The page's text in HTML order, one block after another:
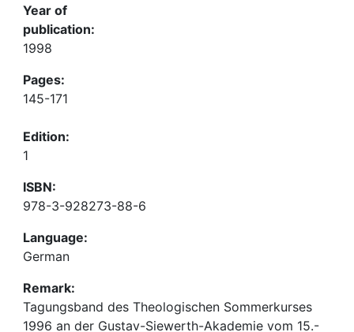
Year of
publication:
1998
Pages:
145-171
Edition:
1
ISBN:
978-3-928273-88-6
Language:
German
Remark:
Tagungsband des Theologischen Sommerkurses
1996 an der Gustav-Siewerth-Akademie vom 15.-